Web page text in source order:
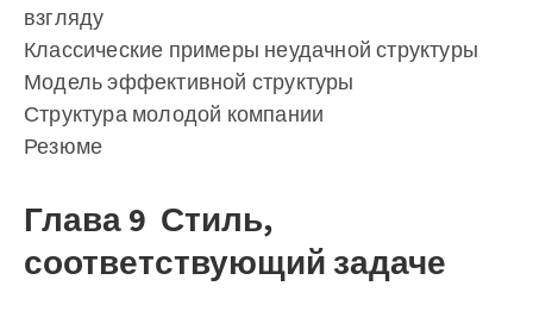
взгляду
Классические примеры неудачной структуры
Модель эффективной структуры
Структура молодой компании
Резюме
Глава 9 Стиль,
соответствующий задаче